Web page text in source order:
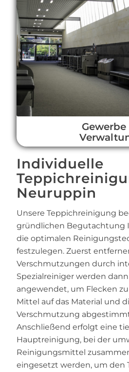
Gewerbe
Individuelle
Neuruppin
Unsere Teppichreinigung
gründlichen Begutachtung
die optimalen
festzulegen. Zuerst
Verschmutzungen durch
Spezialreiniger werden
angewendet, um Flecken
Mittel auf das Material und
Verschmutzung
Anschließend erfolgt eine
Hauptreinigung, bei der
Reinigungsmittel
eingesetzt werden, um den